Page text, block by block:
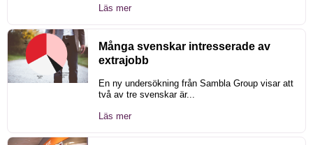
Läs mer
Många svenskar intresserade av
extrajobb
En ny undersökning från Sambla Group visar att
två av tre svenskar är...
Läs mer